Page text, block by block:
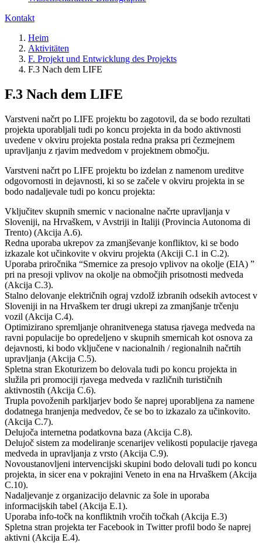
Kontakt
Heim
Aktivitäten
F. Projekt und Entwicklung des Projekts
F.3 Nach dem LIFE
F.3 Nach dem LIFE
Varstveni načrt po LIFE projektu bo zagotovil, da se bodo rezultati
projekta uporabljali tudi po koncu projekta in da bodo aktivnosti
uvedene v okviru projekta postala redna praksa pri čezmejnem
upravljanju z rjavim medvedom v projektnem območju.
Varstveni načrt po LIFE projektu bo izdelan z namenom ureditve
odgovornosti in dejavnosti, ki so se začele v okviru projekta in se
bodo nadaljevale tudi po koncu projekta:
Vključitev skupnih smernic v nacionalne načrte upravljanja v
Sloveniji, na Hrvaškem, v Avstriji in Italiji (Provincia Autonoma di
Trento) (Akcija A.6).
Redna uporaba ukrepov za zmanjševanje konfliktov, ki se bodo
izkazale kot učinkovite v okviru projekta (Akciji C.1 in C.2).
Uporaba priročnika “Smernice za presojo vplivov na okolje (EIA) ”
pri na presoji vplivov na okolje na območjih prisotnosti medveda
(Akcija C.3).
Stalno delovanje električnih ograj vzdolž izbranih odsekih avtocest v
Sloveniji in na Hrvaškem ter drugi ukrepi za zmanjšanje trčenju
vozil (Akcija C.4).
Optimizirano spremljanje ohranitvenega statusa rjavega medveda na
ravni populacije bo opredeljeno v skupnih smernicah kot osnova za
dejavnosti, ki bodo vključene v nacionalnih / regionalnih načrtih
upravljanja (Akcija C.5).
Spletna stran Ekoturizem bo delovala tudi po koncu projekta in
služila pri promociji rjavega medveda v različnih turističnih
aktivnostih (Akcija C.6).
Trupla povoženih parkljarjev bodo še naprej uporabljena za namene
dodatnega hranjenja medvedov, če se bo to izkazalo za učinkovito.
(Akcija C.7).
Delujoča internetna podatkovna baza (Akcija C.8).
Delujoč sistem za modeliranje scenarijev velikosti populacije rjavega
medveda in upravljanja z vrsto (Akcija C.9).
Novoustanovljeni intervencijski skupini bodo delovali tudi po koncu
projekta, in sicer ena v pokrajini Veneto in ena na Hrvaškem (Akcija
C.10).
Nadaljevanje z organizacijo delavnic za šole in uporaba
informacijskih tabel (Akcija E.1).
Uporaba info-točk na konfliktnih vročih točkah (Akcija E.3)
Spletna stran projekta ter Facebook in Twitter profil bodo še naprej
aktivni (Akcija E.4).